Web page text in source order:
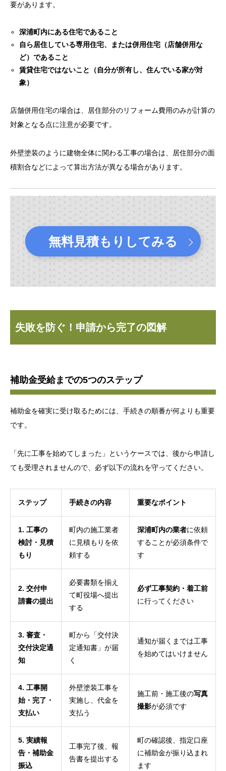
要があります。
深浦町内にある住宅であること
自ら居住している専用住宅、または併用住宅（店舗併用な
ど）であること
賃貸住宅ではないこと（自分が所有し、住んでいる家が対
象）
店舗併用住宅の場合は、居住部分のリフォーム費用のみが計算の
対象となる点に注意が必要です。
外壁塗装のように建物全体に関わる工事の場合は、居住部分の面
積割合などによって算出方法が異なる場合があります。
無料見積もりしてみる
失敗を防ぐ！申請から完了の図解
補助金受給までの5つのステップ
補助金を確実に受け取るためには、手続きの順番が何よりも重要
です。
「先に工事を始めてしまった」というケースでは、後から申請し
ても受理されませんので、必ず以下の流れを守ってください。
ステップ 手続きの内容 重要なポイント
1. 工事の
検討・見積
もり
町内の施工業者
に見積もりを依
頼する
深浦町内の業者に依頼
することが必須条件で
す
2. 交付申
請書の提出
必要書類を揃え
て町役場へ提出
する
必ず工事契約・着工前
に行ってください
3. 審査・
交付決定通
知
町から「交付決
定通知書」が届
く
通知が届くまでは工事
を始めてはいけません
4. 工事開
始・完了・
支払い
外壁塗装工事を
実施し、代金を
支払う
施工前・施工後の写真
撮影が必須です
5. 実績報
告・補助金
振込
工事完了後、報
告書を提出する
町の確認後、指定口座
に補助金が振り込まれ
ます